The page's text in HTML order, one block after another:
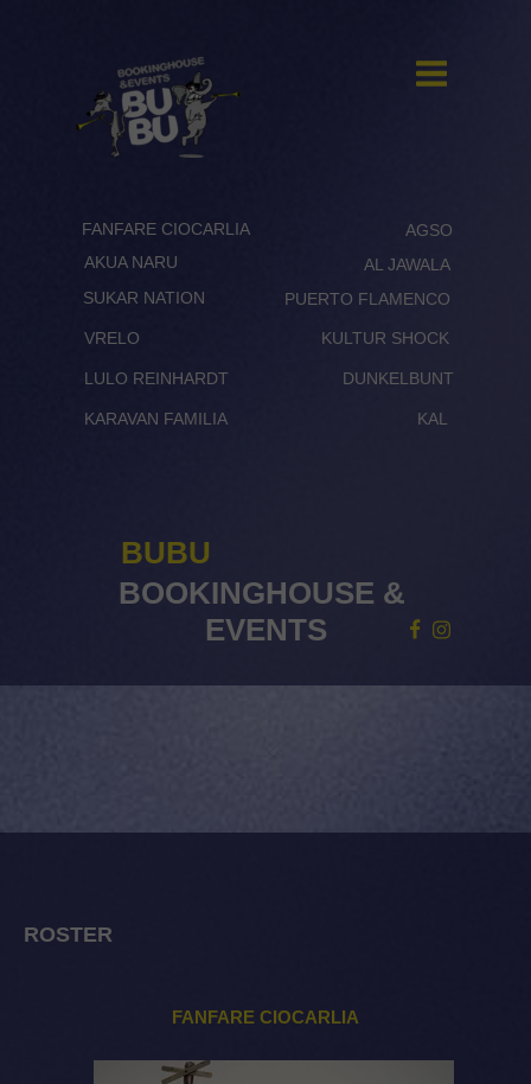
ROSTER
AKUA NARU
KARAVAN FAMILIA
SUKAR NATION
FANFARE CIOCARLIA
BUBU
KAL
LULO REINHARDT DUNKELBUNT
BOOKINGHOUSE &
EVENTS
KULTUR SHOCK
AGSO
VRELO
PUERTO FLAMENCO
AL JAWALA
FANFARE CIOCARLIA